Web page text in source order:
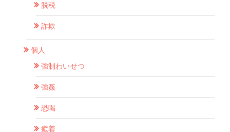
脱税
詐欺
個人
強制わいせつ
強姦
恐喝
癒着